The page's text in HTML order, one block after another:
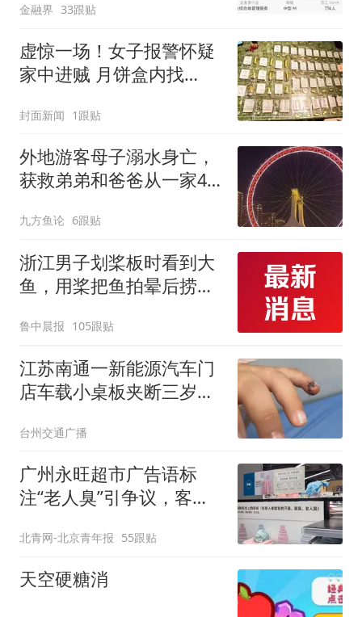
一事属实，严某患有抑郁
症并出现过轻生行为，双
方已就违约金事
金融界 33跟贴
虚惊一场！女子报警怀疑
家中进贼 月饼盒内找
封面新闻 1跟贴
外地游客母子溺水身亡，
获救弟弟和爸爸从一家4
九方鱼论 6跟贴
浙江男子划桨板时看到大
鱼，用桨把鱼拍晕后捞
两，做成红烧辣子鱼块，
味道很好
鲁中晨报 105跟贴
江苏南通一新能源汽车门
店车载小桌板夹断三岁男
测因儿童手指细小所致，
将积极配合后续处理
台州交通广播
广州永旺超市广告语标
注“老人臭”引争议，客服
北青网-北京青年报 55跟贴
天空硬糖消